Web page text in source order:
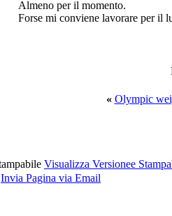
Almeno per il momento.
Forse mi conviene lavorare per il
« Olympic
Visualizza Versionee
Invia Pagina via Email